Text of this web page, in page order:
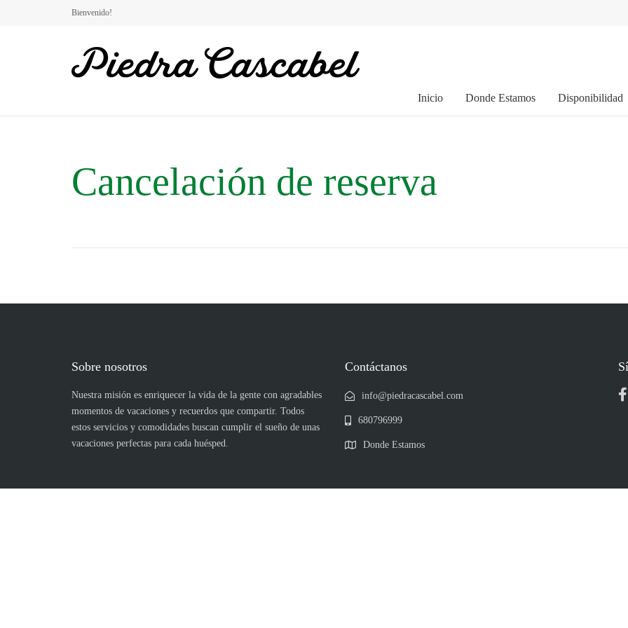
Bienvenido!
Inicio Donde Estamos Disponibilidad
Cancelación de reserva
Sobre nosotros
Nuestra misión es enriquecer la vida de la gente con agradables
momentos de vacaciones y recuerdos que compartir. Todos
estos servicios y comodidades buscan cumplir el sueño de unas
vacaciones perfectas para cada huésped.
Contáctanos
info@piedracascabel.com
680796999
Donde Estamos